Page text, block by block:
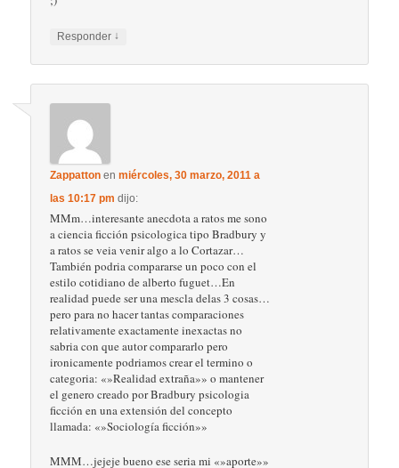
Responder ↓
Zappatton enmiércoles, 30 marzo, 2011 a
las 10:17 pm dijo:
MMm…interesante anecdota a ratos me sono
a ciencia ficción psicologica tipo Bradbury y
a ratos se veia venir algo a lo Cortazar…
También podria compararse un poco con el
estilo cotidiano de alberto fuguet…En
realidad puede ser una mescla delas 3 cosas…
pero para no hacer tantas comparaciones
relativamente exactamente inexactas no
sabria con que autor compararlo pero
ironicamente podriamos crear el termino o
categoria: «»Realidad extraña»» o mantener
el genero creado por Bradbury psicologia
ficción en una extensión del concepto
llamada: «»Sociología ficción»»
MMM…jejeje bueno ese seria mi «»aporte»»